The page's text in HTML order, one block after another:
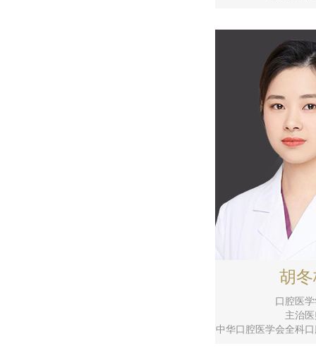
胡
口腔医
主治
中华口腔医学会全科